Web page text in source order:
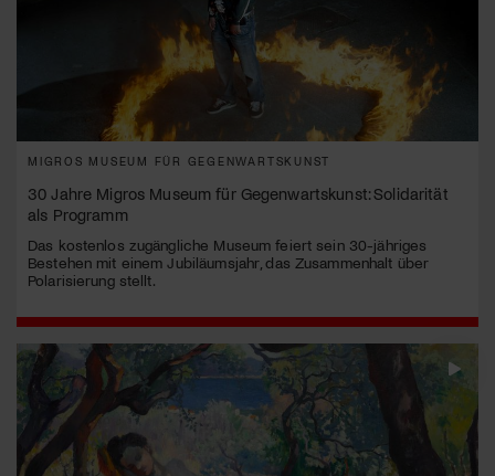
MIGROS MUSEUM FÜR GEGENWARTSKUNST
30 Jahre Migros Museum für Gegenwartskunst: Solidarität
als Programm
Das kostenlos zugängliche Museum feiert sein 30-jähriges
Bestehen mit einem Jubiläumsjahr, das Zusammenhalt über
Polarisierung stellt.